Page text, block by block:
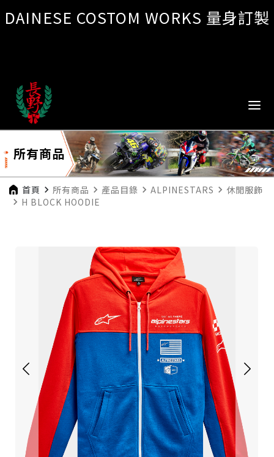
DAINESE COSTOM WORKS 量身訂製
所有商品
首頁 navigate_next 所有商品 navigate_next 產品目錄 navigate_next ALPINESTARS navigate_next 休閒服飾
navigate_next H BLOCK HOODIE